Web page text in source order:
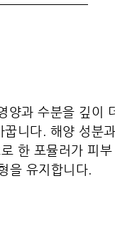
양과 수분을 깊이
니다. 해양 성분
한 포뮬러가 피
을 유지합니다.